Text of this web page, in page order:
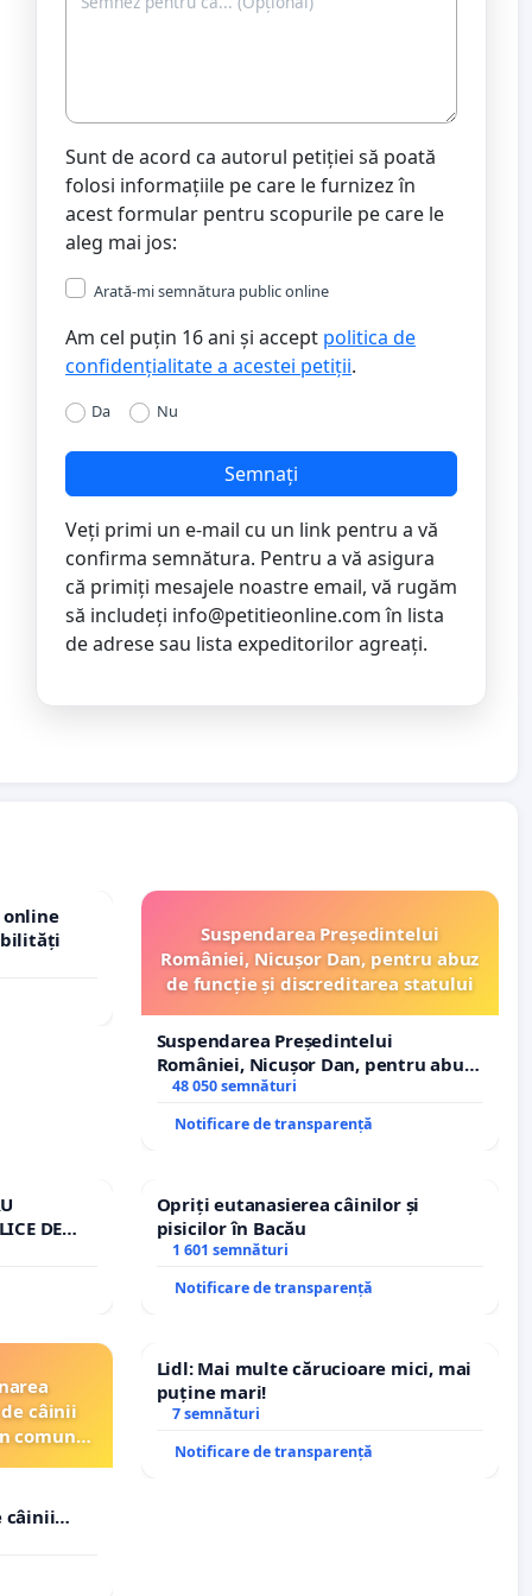
Sunt de acord ca autorul petiției să poată
folosi informațiile pe care le furnizez în
acest formular pentru scopurile pe care le
aleg mai jos:
Arată-mi semnătura public online
Am cel puțin 16 ani și accept politica de
confidențialitate a acestei petiții.
Da Nu
Semnați
Veți primi un e-mail cu un link pentru a vă
confirma semnătura. Pentru a vă asigura
că primiți mesajele noastre email, vă rugăm
să includeți info@petitieonline.comîn lista
de adrese sau lista expeditorilor agreați.
Suspendarea Președintelui
României, Nicușor Dan, pentru abuz
de funcție și discreditarea statului
Suspendarea Președintelui
României, Nicușor Dan, pentru abuz
de funcție și discreditarea statului
48 050 semnături
Notificare de transparență
DE
Opriți eutanasierea câinilor și
pisicilor în Bacău
1 601 semnături
Notificare de transparență
câinii
comuna
câinii
Lidl: Mai multe cărucioare mici, mai
puține mari!
7 semnături
Notificare de transparență